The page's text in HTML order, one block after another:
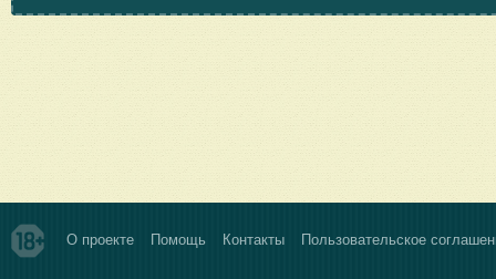
О проекте Помощь Контакты Пользовательское